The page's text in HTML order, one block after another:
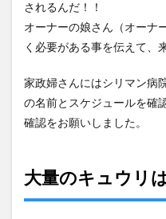
されるんだ！！
オーナーの娘さん（オーナ
く必要がある事を伝えて、
家政婦さんにはシリマン病
の名前とスケジュールを確
確認をお願いしました。
大量のキュウリ